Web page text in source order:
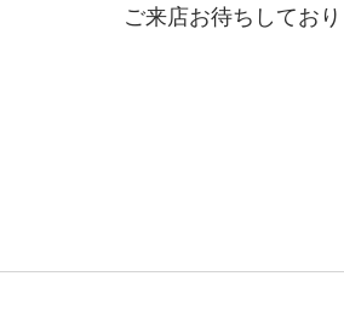
ご来店お待ちしており